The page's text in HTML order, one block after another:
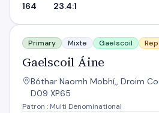
164 23.4:1
Gaelscoil Áine
Primary Mixte Gaelscoil
Gaelscoil Áine
Bóthar Naomh Mobhí,, Droim
D09 XP65
Patron : Multi Denominational